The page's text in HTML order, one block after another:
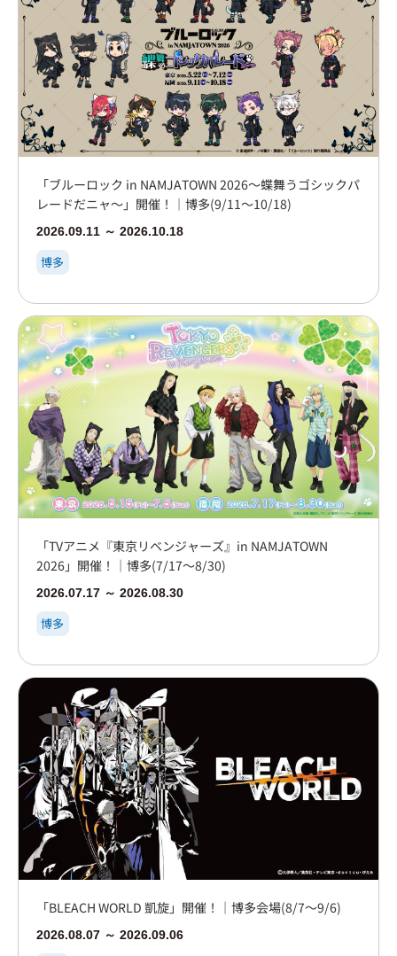
「ブルーロック in NAMJATOWN 2026～蝶舞うゴシックパ
レードだニャ～」開催！｜博多(9/11～10/18)
2026.09.11 ～ 2026.10.18
博多
「TVアニメ『東京リベンジャーズ』in NAMJATOWN
2026」開催！｜博多(7/17～8/30)
2026.07.17 ～ 2026.08.30
博多
「BLEACH WORLD 凱旋」開催！｜博多会場(8/7～9/6)
2026.08.07 ～ 2026.09.06